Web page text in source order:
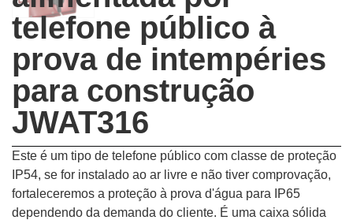
telefone público à
prova de intempéries
para construção
JWAT316
Este é um tipo de telefone público com classe de proteção
IP54, se for instalado ao ar livre e não tiver comprovação,
fortaleceremos a proteção à prova d'água para IP65
dependendo da demanda do cliente. É uma caixa sólida